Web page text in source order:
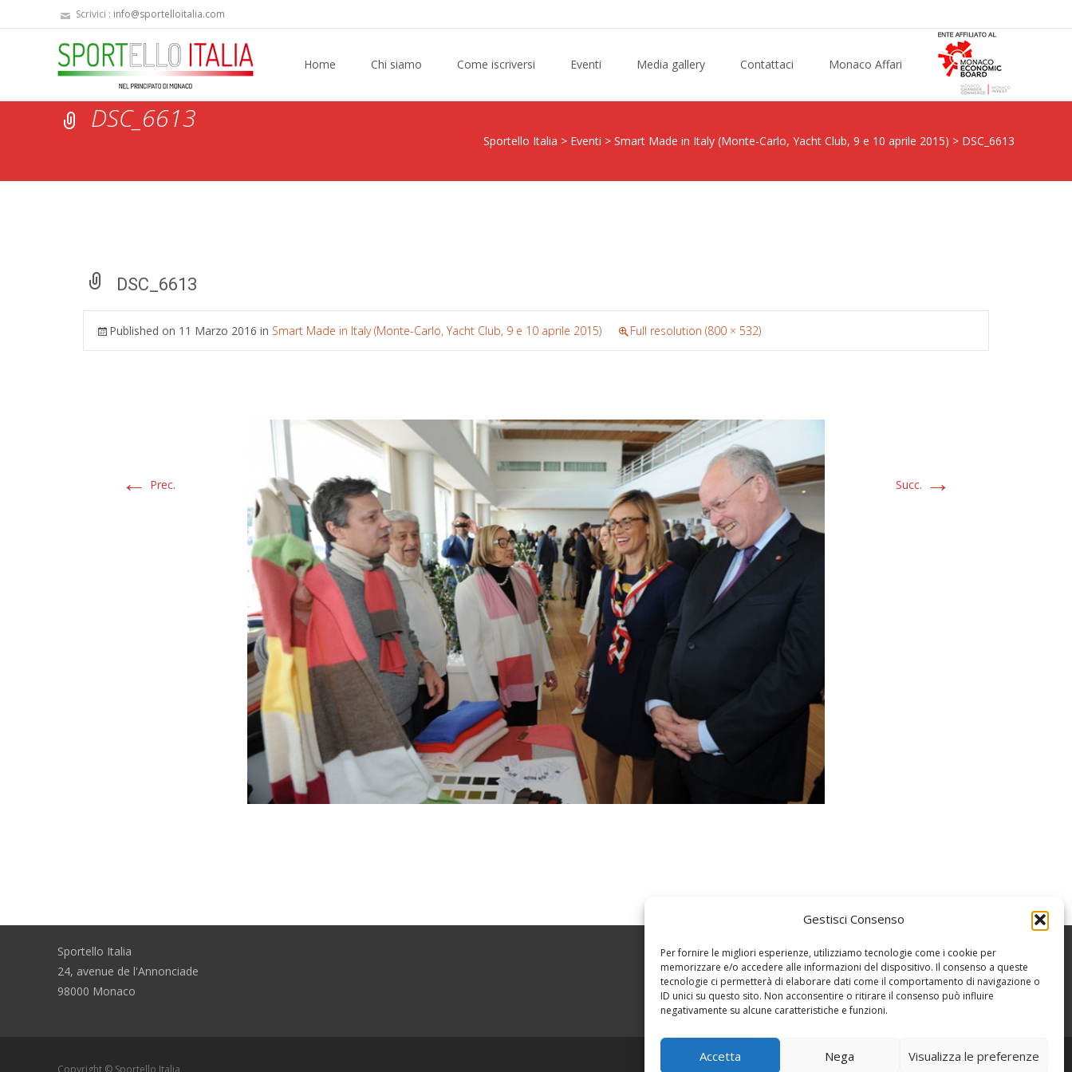
Gestisci Consenso
Per fornire le migliori esperienze, utilizziamo tecnologie come i cookie per
memorizzare e/o accedere alle informazioni del dispositivo. Il consenso a queste
tecnologie ci permetterà di elaborare dati come il comportamento di navigazione o
ID unici su questo sito. Non acconsentire o ritirare il consenso può influire
negativamente su alcune caratteristiche e funzioni.
Accetta Nega Visualizza le preferenze
Scrivici : info@sportelloitalia.com
Home Chi siamo Come iscriversi Eventi Media gallery Contattaci Monaco Affari
DSC_6613
Sportello Italia > Eventi > Smart Made in Italy (Monte-Carlo, Yacht Club, 9 e 10 aprile 2015) > DSC_6613
DSC_6613
Published on 11 Marzo 2016 in Smart Made in Italy (Monte-Carlo, Yacht Club, 9 e 10 aprile 2015) Full resolution (800 × 532)
← Prec. Succ. →
Sportello Italia
24, avenue de l'Annonciade
98000 Monaco
Copyright © Sportello Italia Powered by WordPress